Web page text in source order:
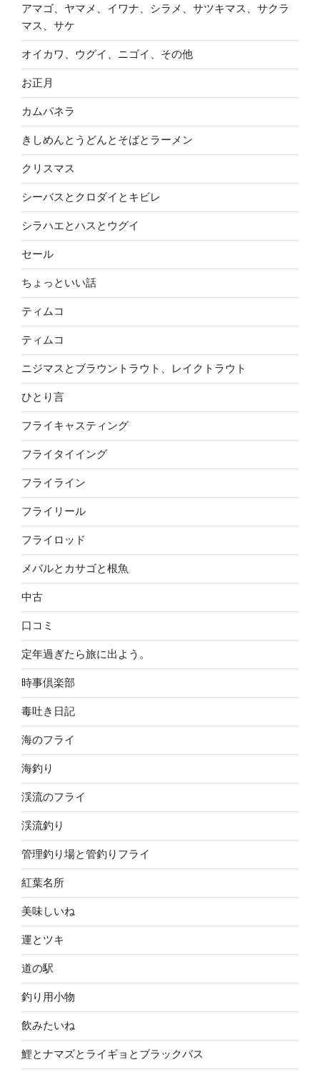
アマゴ、ヤマメ、イワナ、シラメ、サツキマス、サクラ
マス、サケ
オイカワ、ウグイ、ニゴイ、その他
お正月
カムパネラ
きしめんとうどんとそばとラーメン
クリスマス
シーバスとクロダイとキビレ
シラハエとハスとウグイ
セール
ちょっといい話
ティムコ
ティムコ
ニジマスとブラウントラウト、レイクトラウト
ひとり言
フライキャスティング
フライタイイング
フライライン
フライリール
フライロッド
メバルとカサゴと根魚
中古
口コミ
定年過ぎたら旅に出よう。
時事倶楽部
毒吐き日記
海のフライ
海釣り
渓流のフライ
渓流釣り
管理釣り場と管釣りフライ
紅葉名所
美味しいね
運とツキ
道の駅
釣り用小物
飲みたいね
鯉とナマズとライギョとブラックバス